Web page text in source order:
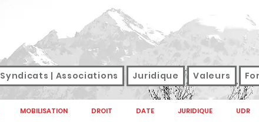
Syndicats | Associations Juridique Valeurs
MOBILISATION DROIT DATE JURIDIQUE UDR